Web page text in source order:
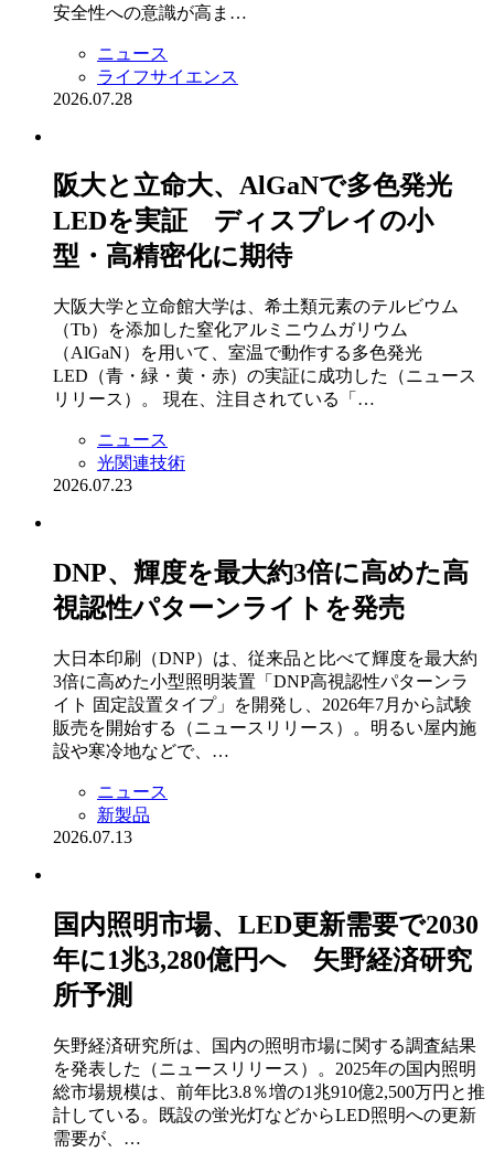
安全性への意識が高ま…
ニュース
ライフサイエンス
2026.07.28
阪大と立命大、AlGaNで多色発光
LEDを実証 ディスプレイの小
型・高精密化に期待
大阪大学と立命館大学は、希土類元素のテルビウム
（Tb）を添加した窒化アルミニウムガリウム
（AlGaN）を用いて、室温で動作する多色発光
LED（青・緑・黄・赤）の実証に成功した（ニュース
リリース）。 現在、注目されている「…
ニュース
光関連技術
2026.07.23
DNP、輝度を最大約3倍に高めた高
視認性パターンライトを発売
大日本印刷（DNP）は、従来品と比べて輝度を最大約
3倍に高めた小型照明装置「DNP高視認性パターンラ
イト 固定設置タイプ」を開発し、2026年7月から試験
販売を開始する（ニュースリリース）。明るい屋内施
設や寒冷地などで、…
ニュース
新製品
2026.07.13
国内照明市場、LED更新需要で2030
年に1兆3,280億円へ 矢野経済研究
所予測
矢野経済研究所は、国内の照明市場に関する調査結果
を発表した（ニュースリリース）。2025年の国内照明
総市場規模は、前年比3.8％増の1兆910億2,500万円と推
計している。既設の蛍光灯などからLED照明への更新
需要が、…